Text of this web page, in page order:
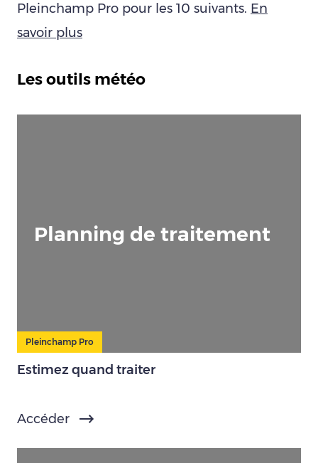
Pleinchamp Pro pour les 10 suivants. En
savoir plus
Les outils météo
Planning de traitement
Pleinchamp Pro
Estimez quand traiter
Accéder